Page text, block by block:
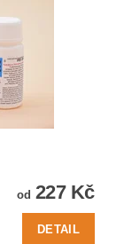
od 227 Kč
DETAIL